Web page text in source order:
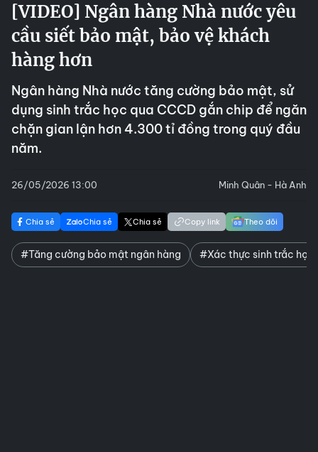
[VIDEO] Ngân hàng Nhà nước yêu
cầu siết bảo mật, bảo vệ khách
hàng hơn
Ngân hàng Nhà nước tăng cường bảo mật, sử
dụng sinh trắc học qua CCCD gắn chip để ngăn
chặn gian lận hơn 4.300 tỉ đồng trong quý đầu
năm.
26/05/2026 13:00 Minh Quân - Hà Anh
Chia sẻ Chia sẻ Chia sẻ Copy link Theo dõi
#Tăng cường bảo mật ngân hàng #Xác thực sinh trắc học